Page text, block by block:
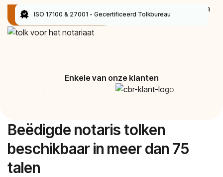
Boek een tolk
Al een account? Log in via
onsMasterPortaal
ISO 17100 & 27001 - Gecertificeerd Tolkbureau
Enkele van onze klanten
Beëdigde notaris tolken
beschikbaar in meer dan 75
talen